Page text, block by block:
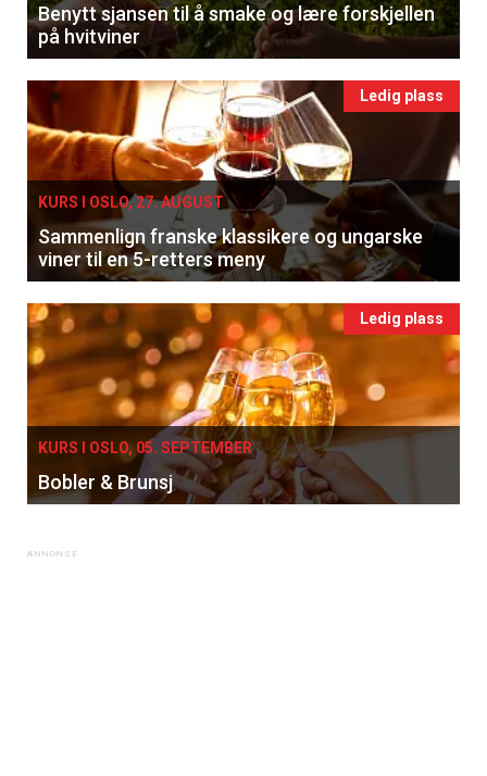
Benytt sjansen til å smake og lære forskjellen
på hvitviner
Ledig plass
KURS I OSLO, 27. AUGUST
Sammenlign franske klassikere og ungarske
viner til en 5-retters meny
Ledig plass
KURS I OSLO, 05. SEPTEMBER
Bobler & Brunsj